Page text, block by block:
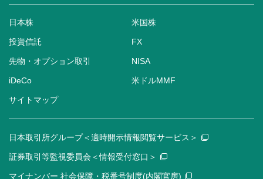
日本株 米国株
投資信託 FX
先物・オプション取引 NISA
iDeCo 米ドルMMF
サイトマップ
日本取引所グループ＜適時開示情報閲覧サービス＞
証券取引等監視委員会＜情報受付窓口＞
マイナンバー 社会保障・税番号制度(内閣官房)